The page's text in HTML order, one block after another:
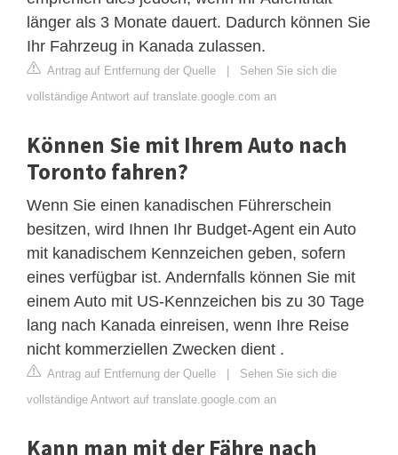
länger als 3 Monate dauert. Dadurch können Sie
Ihr Fahrzeug in Kanada zulassen.
Antrag auf Entfernung der Quelle | Sehen Sie sich die
vollständige Antwort auf translate.google.com an
Können Sie mit Ihrem Auto nach
Toronto fahren?
Wenn Sie einen kanadischen Führerschein
besitzen, wird Ihnen Ihr Budget-Agent ein Auto
mit kanadischem Kennzeichen geben, sofern
eines verfügbar ist. Andernfalls können Sie mit
einem Auto mit US-Kennzeichen bis zu 30 Tage
lang nach Kanada einreisen, wenn Ihre Reise
nicht kommerziellen Zwecken dient .
Antrag auf Entfernung der Quelle | Sehen Sie sich die
vollständige Antwort auf translate.google.com an
Kann man mit der Fähre nach